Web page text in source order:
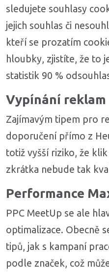
sledujete souhlasy
jejich souhlas či
kteří se prozatím
hloubky, zjistíte, že to
statistik 90 %
Vypínání reklam
Zajímavým tipem pro
doporučení přímo z
totiž vyšší riziko, že
zkrátka nebude tak
Performance
PPC MeetUp se ale
optimalizace. Obecně
tipů, jak s kampaní
podle značek, což